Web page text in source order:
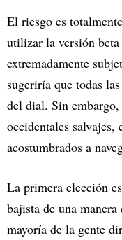
El riesgo es
utilizar la versión
extremadamente
sugeriría que todas
del dial. Sin
occidentales
acostumbrados a
La primera elección
bajista de una
mayoría de la gente